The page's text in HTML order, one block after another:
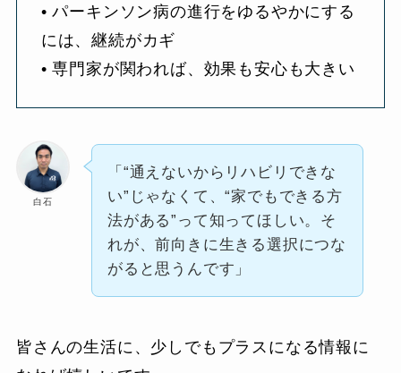
• パーキンソン病の進行をゆるやかにする
には、継続がカギ
• 専門家が関われば、効果も安心も大きい
白石
「“通えないからリハビリできな
い”じゃなくて、“家でもできる方
法がある”って知ってほしい。そ
れが、前向きに生きる選択につな
がると思うんです」
皆さんの生活に、少しでもプラスになる情報に